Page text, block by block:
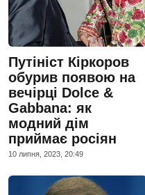
Путініст Кіркоров
обурив появою на
вечірці Dolce &
Gabbana: як
модний дім
приймає росіян
10 липня, 2023, 20:49